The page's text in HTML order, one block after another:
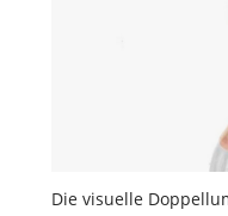
Die visuelle